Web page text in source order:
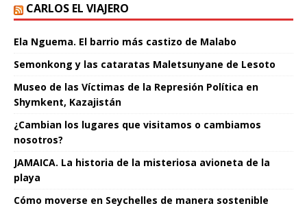
CARLOS EL VIAJERO
Ela Nguema. El barrio más castizo de Malabo
Semonkong y las cataratas Maletsunyane de Lesoto
Museo de las Víctimas de la Represión Política en
Shymkent, Kazajistán
¿Cambian los lugares que visitamos o cambiamos
nosotros?
JAMAICA. La historia de la misteriosa avioneta de la
playa
Cómo moverse en Seychelles de manera sostenible